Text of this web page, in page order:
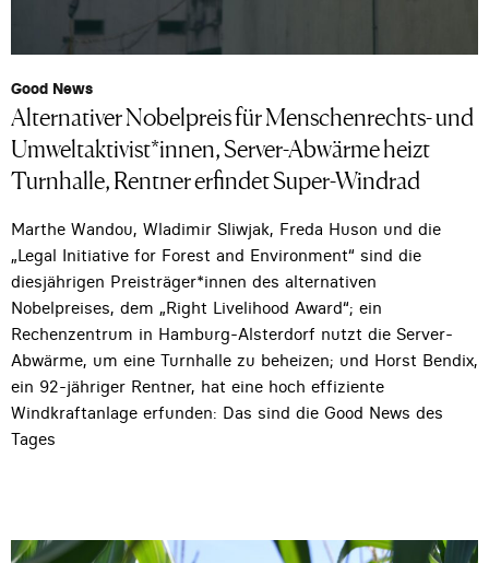
Good News
Alternativer Nobelpreis für Menschenrechts- und
Umweltaktivist*innen, Server-Abwärme heizt
Turnhalle, Rentner erfindet Super-Windrad
Marthe Wandou, Wladimir Sliwjak, Freda Huson und die
„Legal Initiative for Forest and Environment“ sind die
diesjährigen Preisträger*innen des alternativen
Nobelpreises, dem „Right Livelihood Award“; ein
Rechenzentrum in Hamburg-Alsterdorf nutzt die Server-
Abwärme, um eine Turnhalle zu beheizen; und Horst Bendix,
ein 92-jähriger Rentner, hat eine hoch effiziente
Windkraftanlage erfunden: Das sind die Good News des
Tages